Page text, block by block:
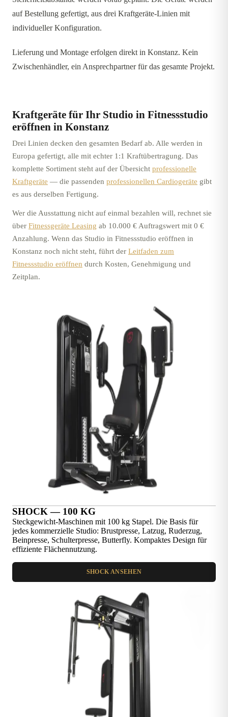
auf Bestellung gefertigt, aus drei Kraftgeräte-Linien mit
individueller Konfiguration.
Lieferung und Montage erfolgen direkt in Konstanz. Kein
Zwischenhändler, ein Ansprechpartner für das gesamte Projekt.
Kraftgeräte für Ihr Studio in Fitnessstudio
eröffnen in Konstanz
Drei Linien decken den gesamten Bedarf ab. Alle werden in
Europa gefertigt, alle mit echter 1:1 Kraftübertragung. Das
komplette Sortiment steht auf der Übersicht professionelle
Kraftgeräte — die passenden professionellen Cardiogeräte gibt
es aus derselben Fertigung.
Wer die Ausstattung nicht auf einmal bezahlen will, rechnet sie
über Fitnessgeräte Leasing ab 10.000 € Auftragswert mit 0 €
Anzahlung. Wenn das Studio in Fitnessstudio eröffnen in
Konstanz noch nicht steht, führt der Leitfaden zum
Fitnessstudio eröffnen durch Kosten, Genehmigung und
Zeitplan.
SHOCK — 100 KG
Steckgewicht-Maschinen mit 100 kg Stapel. Die Basis für
jedes kommerzielle Studio: Brustpresse, Latzug, Ruderzug,
Beinpresse, Schulterpresse, Butterfly. Kompaktes Design für
effiziente Flächennutzung.
SHOCK ANSEHEN